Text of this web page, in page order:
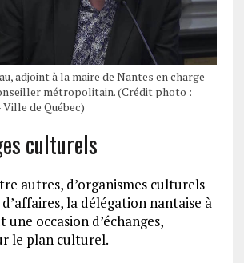
adjoint à la maire de Nantes en charge
métropolitain. (Crédit photo :
Ville de Québec)
culturels
autres, d’organismes culturels
la délégation nantaise à
une occasion d’échanges,
le plan culturel.